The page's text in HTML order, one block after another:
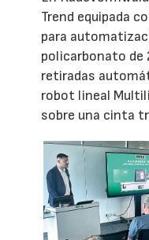
Trend equipada
para
policarbonato de
retiradas
robot lineal
sobre una cinta